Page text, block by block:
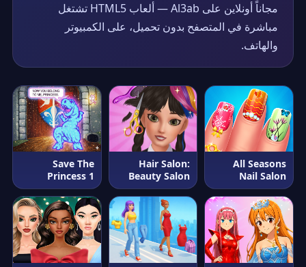
مجاناً أونلاين على Al3ab — ألعاب HTML5 تشتغل
مباشرة في المتصفح بدون تحميل، على الكمبيوتر
والهاتف.
All Seasons
Nail Salon
Hair Salon:
Beauty Salon
Save The
Princess 1